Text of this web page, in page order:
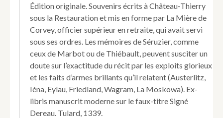
ordre
et
rédigés
par
son
M.
Le
Mière
de
Corvey.
Édition originale. Souvenirs écrits à Château-Thierry
sous la Restauration et mis en forme par La Mière de
Corvey, officier supérieur en retraite, qui avait servi
sous ses ordres. Les mémoires de Séruzier, comme
ceux de Marbot ou de Thiébault, peuvent susciter un
doute sur l’exactitude du récit par les exploits glorieux
et les faits d’armes brillants qu’il relatent (Austerlitz,
Iéna, Eylau, Friedland, Wagram, La Moskowa). Ex-
libris manuscrit moderne sur le faux-titre Signé
Dereau. Tulard, 1339.